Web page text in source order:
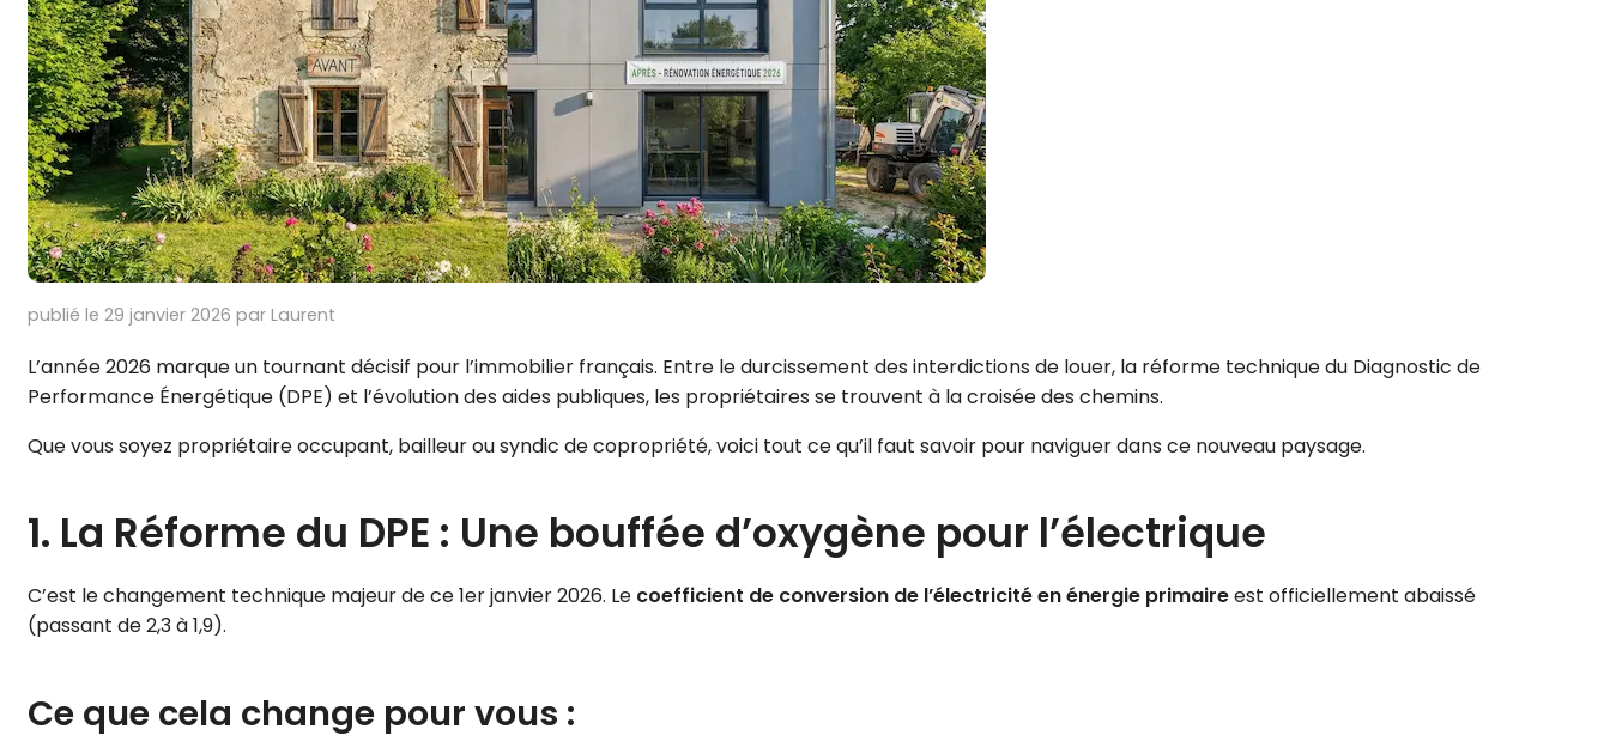
publié le 29 janvier 2026 par Laurent
L’année 2026 marque un tournant décisif pour l’immobilier français. Entre le durcissement des interdictions de louer, la réforme technique du Diagnostic de
Performance Énergétique (DPE) et l’évolution des aides publiques, les propriétaires se trouvent à la croisée des chemins.
Que vous soyez propriétaire occupant, bailleur ou syndic de copropriété, voici tout ce qu’il faut savoir pour naviguer dans ce nouveau paysage.
1. La Réforme du DPE : Une bouffée d’oxygène pour l’électrique
C’est le changement technique majeur de ce 1er janvier 2026. Le coefficient de conversion de l’électricité en énergie primaireest officiellement abaissé
(passant de 2,3 à 1,9).
Ce que cela change pour vous :